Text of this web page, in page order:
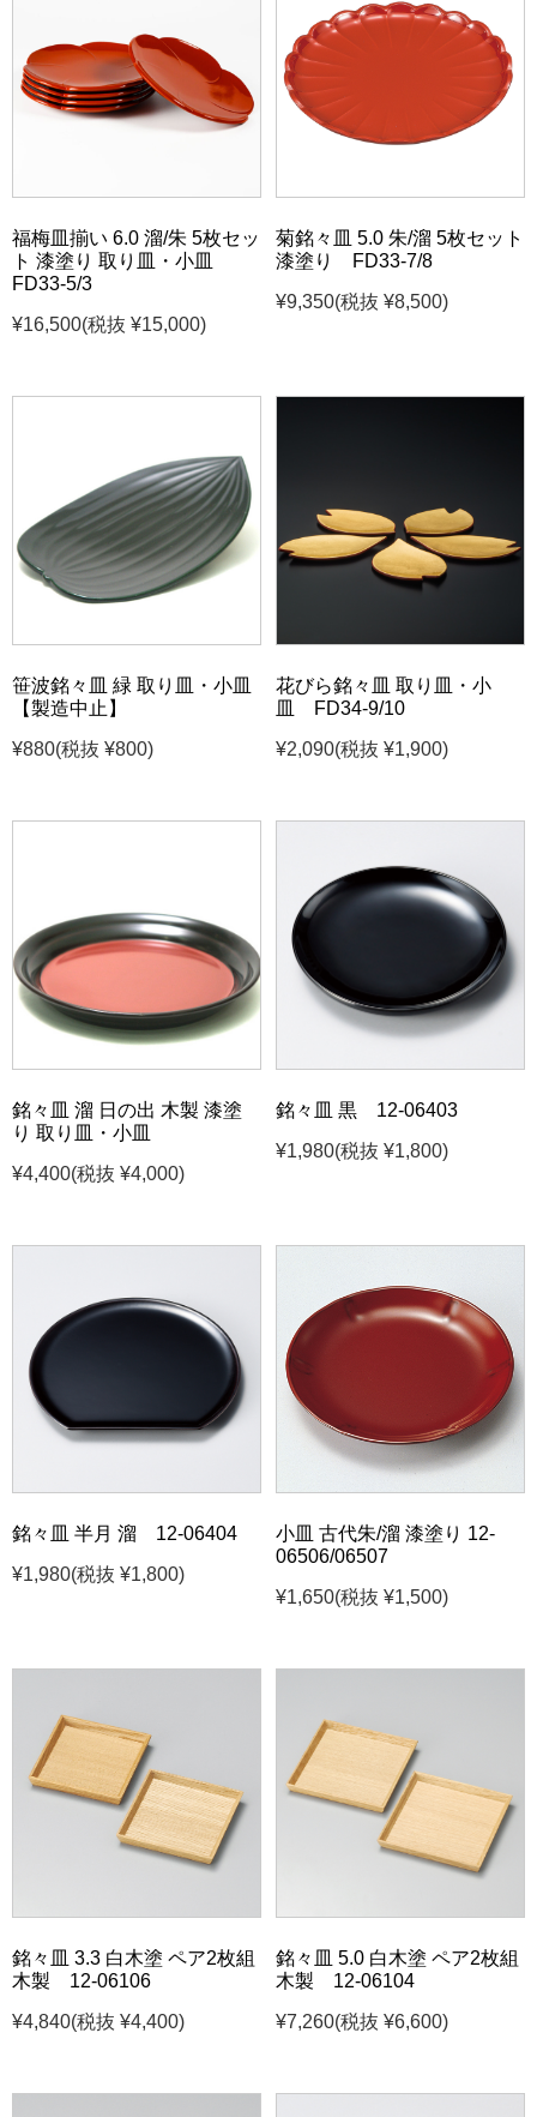
福梅皿揃い 6.0 溜/朱 5枚セッ
ト 漆塗り 取り皿・小皿
FD33-5/3
¥16,500(税抜 ¥15,000)
菊銘々皿 5.0 朱/溜 5枚セット
漆塗り FD33-7/8
¥9,350(税抜 ¥8,500)
笹波銘々皿 緑 取り皿・小皿
【製造中止】
¥880(税抜 ¥800)
花びら銘々皿 取り皿・小
皿 FD34-9/10
¥2,090(税抜 ¥1,900)
銘々皿 溜 日の出 木製 漆塗
り 取り皿・小皿
¥4,400(税抜 ¥4,000)
銘々皿 黒 12-06403
¥1,980(税抜 ¥1,800)
銘々皿 半月 溜 12-06404
¥1,980(税抜 ¥1,800)
小皿 古代朱/溜 漆塗り 12-
06506/06507
¥1,650(税抜 ¥1,500)
銘々皿 3.3 白木塗 ペア2枚組
木製 12-06106
¥4,840(税抜 ¥4,400)
銘々皿 5.0 白木塗 ペア2枚組
木製 12-06104
¥7,260(税抜 ¥6,600)